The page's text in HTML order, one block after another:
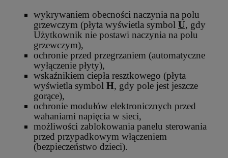
wykrywaniem obecności naczynia na polu
grzewczym (płyta wyświetla symbol U, gdy
Użytkownik nie postawi naczynia na polu
grzewczym),
ochronie przed przegrzaniem (automatyczne
wyłączenie płyty),
wskaźnikiem ciepła resztkowego (płyta
wyświetla symbol H, gdy pole jest jeszcze
gorące),
ochronie modułów elektronicznych przed
wahaniami napięcia w sieci,
możliwości zablokowania panelu sterowania
przed przypadkowym włączeniem
(bezpieczeństwo dzieci).